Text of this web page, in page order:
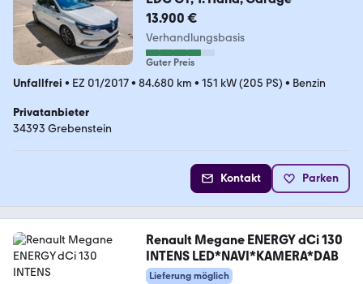
13.900 €
Verhandlungsbasis
Guter Preis
Unfallfrei • EZ 01/2017• 84.680 km • 151 kW (205 PS) • Benzin
Privatanbieter
34393 Grebenstein
Kontakt Parken
Renault Megane ENERGY dCi 130
INTENS LED*NAVI*KAMERA*DAB
Lieferung möglich